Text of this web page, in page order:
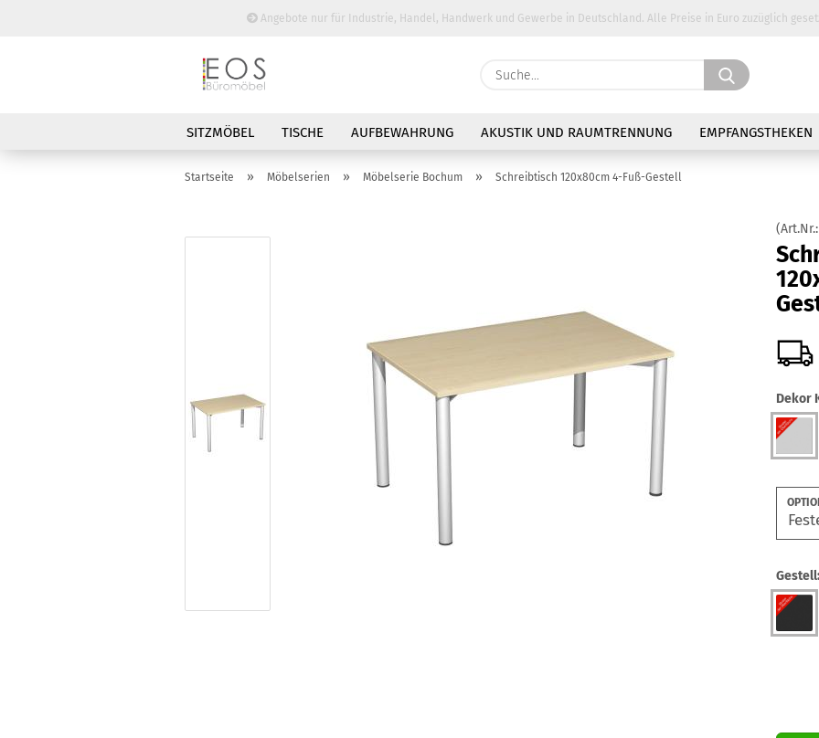
Angebote nur für Industrie, Handel, Handwerk und Gewerbe in Deutschland. Alle Preise in Euro zuzüglich
Suche...
SITZMÖBEL TISCHE AUFBEWAHRUNG AKUSTIK UND RAUMTRENNUNG EMPFANGSTHEKEN
BESPRECHUNGSTISCHE
Startseite » Möbelserien » Möbelserie Bochum » Schreibtisch 120x80cm 4-Fuß-Gestell
(Art.Nr.:
Dekor
Gestell: